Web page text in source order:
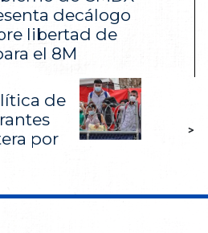
decálogo
libertad de
el 8M
de
por
>